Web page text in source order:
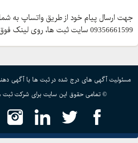
جهت ارسال پیام خود از طریق واتساپ به
09356661599 سایت ثبت ها، روی لینک فوق کلیک کنید.
مسئولیت آگهی های درج شده در ثبت ها با آگهی
© تمامی حقوق این سایت برای شرکت ثبت